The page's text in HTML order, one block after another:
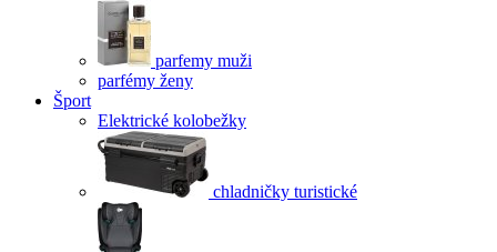
parfemy muži
parfémy ženy
Šport
Elektrické kolobežky
chladničky turistické